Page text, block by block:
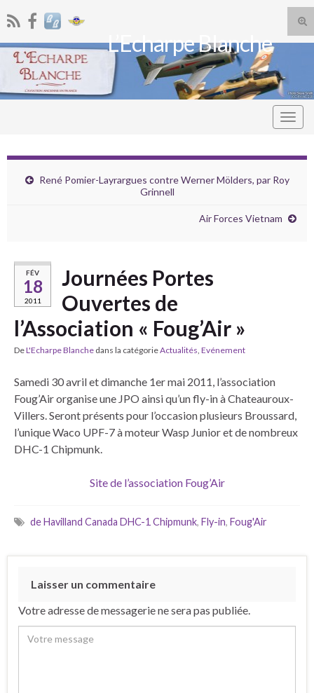
Search for:L’Echarpe Blanche
René Pomier-Layrargues contre Werner Mölders, par Roy
Grinnell
Air Forces Vietnam
FÉV
18
2011
Journées Portes
Ouvertes de
l’Association « Foug’Air »
DeL'Echarpe Blanche dans la catégorieActualités Evénement
Samedi 30 avril et dimanche 1er mai 2011, l’association
Foug’Air organise une JPO ainsi qu’un fly-in à Chateauroux-
Villers. Seront présents pour l’occasion plusieurs Broussard,
l’unique Waco UPF-7 à moteur Wasp Junior et de nombreux
DHC-1 Chipmunk.
Site de l’association Foug’Air
de Havilland Canada DHC-1 Chipmunk, Fly-in, Foug'Air
Laisser un commentaire
Votre adresse de messagerie ne sera pas publiée.